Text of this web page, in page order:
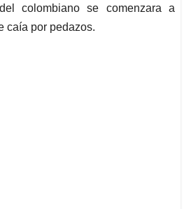
colombiano se comenzara a
caía por pedazos.